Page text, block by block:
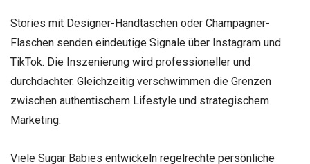
Stories mit Designer-Handtaschen oder Champagner-
Flaschen senden eindeutige Signale über Instagram und
TikTok. Die Inszenierung wird professioneller und
durchdachter. Gleichzeitig verschwimmen die Grenzen
zwischen authentischem Lifestyle und strategischem
Marketing.
Viele Sugar Babies entwickeln regelrechte persönliche